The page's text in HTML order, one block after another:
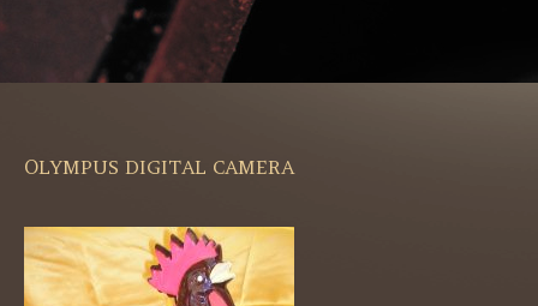
OLYMPUS DIGITAL CAMERA